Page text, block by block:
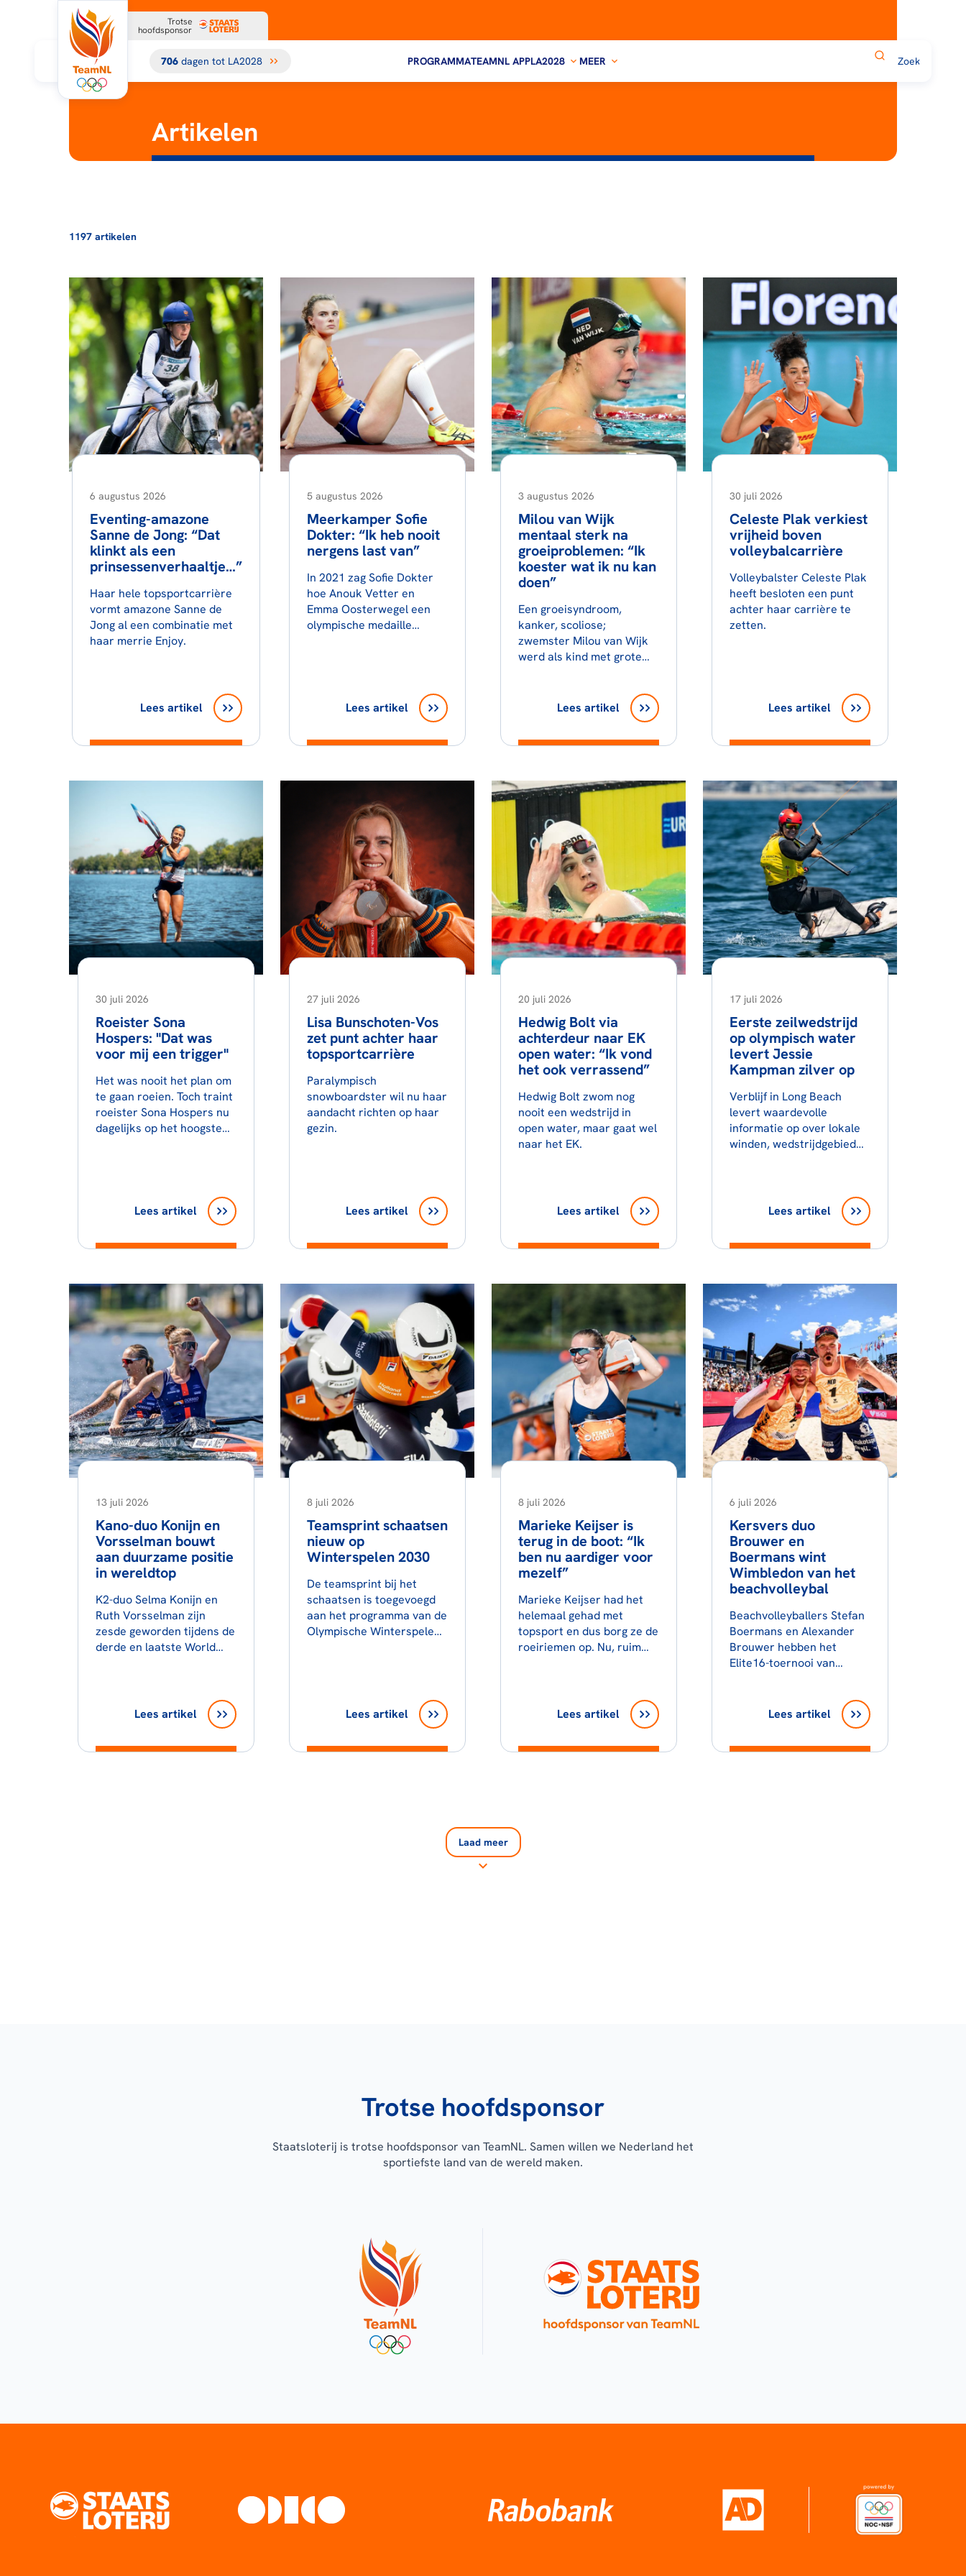
Trotse
hoofdsponsor
706 dagen tot LA2028 PROGRAMMATEAMNL APPLA2028 MEER
Artikelen
1197 artikelen
6 augustus 2026
Eventing-amazone
Sanne de Jong: “Dat
klinkt als een
prinsessenverhaaltje…”
Haar hele topsportcarrière
vormt amazone Sanne de
Jong al een combinatie met
haar merrie Enjoy.
Lees artikel
5 augustus 2026
Meerkamper Sofie
Dokter: “Ik heb nooit
nergens last van”
In 2021 zag Sofie Dokter
hoe Anouk Vetter en
Emma Oosterwegel een
olympische medaille
Lees artikel
3 augustus 2026
Milou van Wijk
mentaal sterk na
groeiproblemen: “Ik
koester wat ik nu kan
doen”
Een groeisyndroom,
kanker, scoliose;
zwemster Milou van Wijk
werd als kind met grote
Lees artikel
30 juli 2026
Celeste Plak verkiest
vrijheid boven
volleybalcarrière
Volleybalster Celeste Plak
heeft besloten een punt
achter haar carrière te
zetten.
Lees artikel
30 juli 2026
Roeister Sona
Hospers: "Dat was
voor mij een trigger"
Het was nooit het plan om
te gaan roeien. Toch traint
roeister Sona Hospers nu
dagelijks op het hoogste
Lees artikel
27 juli 2026
Lisa Bunschoten-Vos
zet punt achter haar
topsportcarrière
Paralympisch
snowboardster wil nu haar
aandacht richten op haar
gezin.
Lees artikel
20 juli 2026
Hedwig Bolt via
achterdeur naar EK
open water: “Ik vond
het ook verrassend”
Hedwig Bolt zwom nog
nooit een wedstrijd in
open water, maar gaat wel
naar het EK.
Lees artikel
17 juli 2026
Eerste zeilwedstrijd
op olympisch water
levert Jessie
Kampman zilver op
Verblijf in Long Beach
levert waardevolle
informatie op over lokale
winden, wedstrijdgebied
Lees artikel
13 juli 2026
Kano-duo Konijn en
Vorsselman bouwt
aan duurzame positie
in wereldtop
K2-duo Selma Konijn en
Ruth Vorsselman zijn
zesde geworden tijdens de
derde en laatste World
Lees artikel
8 juli 2026
Teamsprint schaatsen
nieuw op
Winterspelen 2030
De teamsprint bij het
schaatsen is toegevoegd
aan het programma van de
Olympische Winterspelen
Lees artikel
8 juli 2026
Marieke Keijser is
terug in de boot: “Ik
ben nu aardiger voor
mezelf”
Marieke Keijser had het
helemaal gehad met
topsport en dus borg ze de
roeiriemen op. Nu, ruim
Lees artikel
6 juli 2026
Kersvers duo
Brouwer en
Boermans wint
Wimbledon van het
beachvolleybal
Beachvolleyballers Stefan
Boermans en Alexander
Brouwer hebben het
Elite16-toernooi van
Lees artikel
Laad meer
Trotse hoofdsponsor
Staatsloterij is trotse hoofdsponsor van TeamNL. Samen willen we Nederland het
sportiefste land van de wereld maken.